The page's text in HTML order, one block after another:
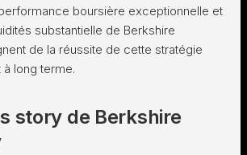
boursière exceptionnelle et
substantielle de Berkshire
de la réussite de cette stratégie
à long terme.
story de Berkshire